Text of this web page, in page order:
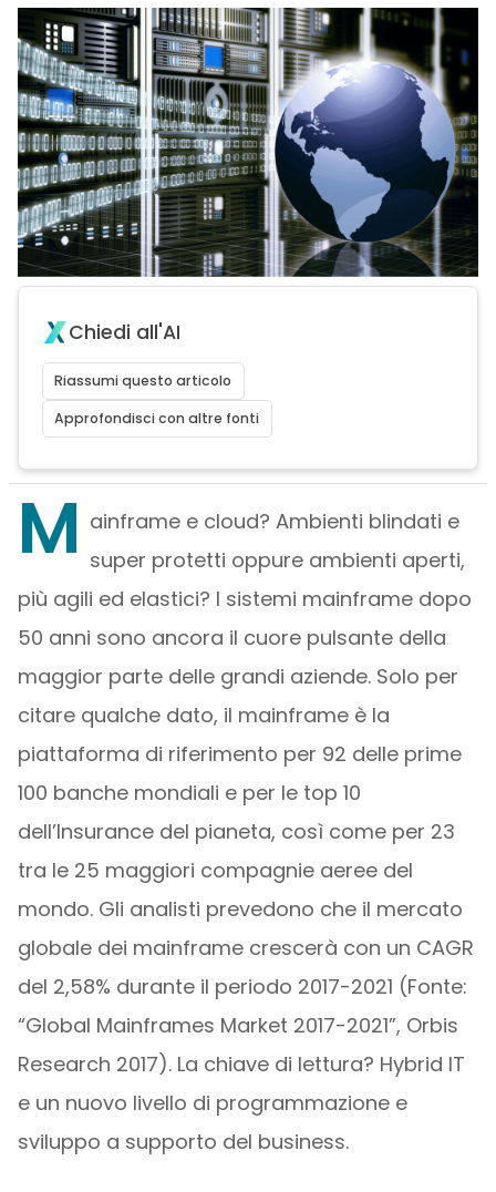
Chiedi all'AI
Riassumi questo articolo
Approfondisci con altre fonti
M ainframe e cloud? Ambienti blindati e
super protetti oppure ambienti aperti,
più agili ed elastici? I sistemi mainframe dopo
50 anni sono ancora il cuore pulsante della
maggior parte delle grandi aziende. Solo per
citare qualche dato, il mainframe è la
piattaforma di riferimento per 92 delle prime
100 banche mondiali e per le top 10
dell’Insurance del pianeta, così come per 23
tra le 25 maggiori compagnie aeree del
mondo. Gli analisti prevedono che il mercato
globale dei mainframe crescerà con un CAGR
del 2,58% durante il periodo 2017-2021 (Fonte:
“Global Mainframes Market 2017-2021”, Orbis
Research 2017). La chiave di lettura? Hybrid IT
e un nuovo livello di programmazione e
sviluppo a supporto del business.